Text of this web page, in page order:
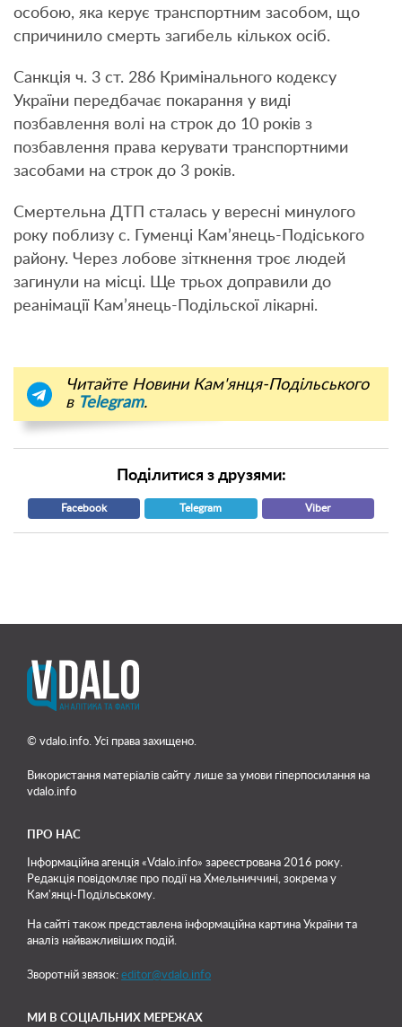
особою, яка керує транспортним засобом, що
спричинило смерть загибель кількох осіб.
Санкція ч. 3 ст. 286 Кримінального кодексу
України передбачає покарання у виді
позбавлення волі на строк до 10 років з
позбавлення права керувати транспортними
засобами на строк до 3 років.
Смертельна ДТП сталась у вересні минулого
року поблизу с. Гуменці Кам’янець-Подіського
району. Через лобове зіткнення троє людей
загинули на місці. Ще трьох доправили до
реанімації Кам’янець-Подільскої лікарні.
Читайте Новини Кам'янця-Подільського
в Telegram.
Поділитися з друзями:
Facebook Telegram Viber
© vdalo.info. Усі права захищено.
Використання матеріалів сайту лише за умови гіперпосилання на
vdalo.info
ПРО НАС
Інформаційна агенція «Vdalo.info» зареєстрована 2016 року.
Редакція повідомляє про події на Хмельниччині, зокрема у
Кам'янці-Подільському.
На сайті також представлена інформаційна картина України та
аналіз найважливіших подій.
Зворотній звязок: editor@vdalo.info
МИ В СОЦІАЛЬНИХ МЕРЕЖАХ